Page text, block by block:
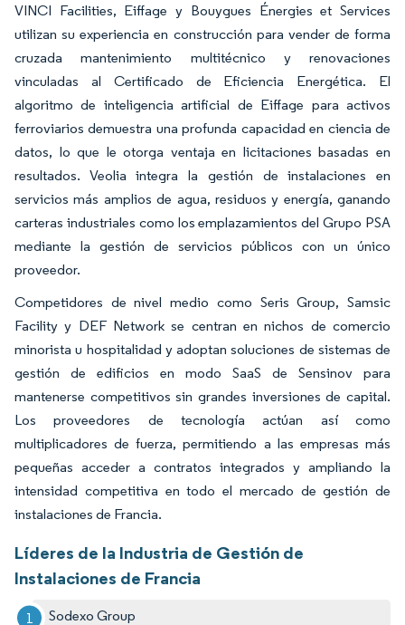
VINCI Facilities, Eiffage y Bouygues Énergies et Services
utilizan su experiencia en construcción para vender de forma
cruzada mantenimiento multitécnico y renovaciones
vinculadas al Certificado de Eficiencia Energética. El
algoritmo de inteligencia artificial de Eiffage para activos
ferroviarios demuestra una profunda capacidad en ciencia de
datos, lo que le otorga ventaja en licitaciones basadas en
resultados. Veolia integra la gestión de instalaciones en
servicios más amplios de agua, residuos y energía, ganando
carteras industriales como los emplazamientos del Grupo PSA
mediante la gestión de servicios públicos con un único
proveedor.
Competidores de nivel medio como Seris Group, Samsic
Facility y DEF Network se centran en nichos de comercio
minorista u hospitalidad y adoptan soluciones de sistemas de
gestión de edificios en modo SaaS de Sensinov para
mantenerse competitivos sin grandes inversiones de capital.
Los proveedores de tecnología actúan así como
multiplicadores de fuerza, permitiendo a las empresas más
pequeñas acceder a contratos integrados y ampliando la
intensidad competitiva en todo el mercado de gestión de
instalaciones de Francia.
Líderes de la Industria de Gestión de
Instalaciones de Francia
Sodexo Group